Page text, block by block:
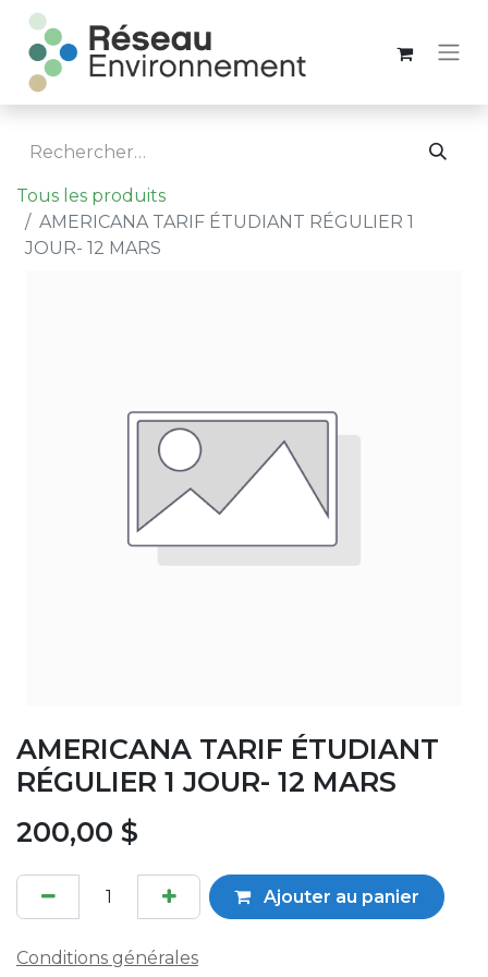
Tous les produits
AMERICANA TARIF ÉTUDIANT RÉGULIER 1
JOUR- 12 MARS
AMERICANA TARIF ÉTUDIANT
RÉGULIER 1 JOUR- 12 MARS
200,00 $
Ajouter au panier
Conditions générales